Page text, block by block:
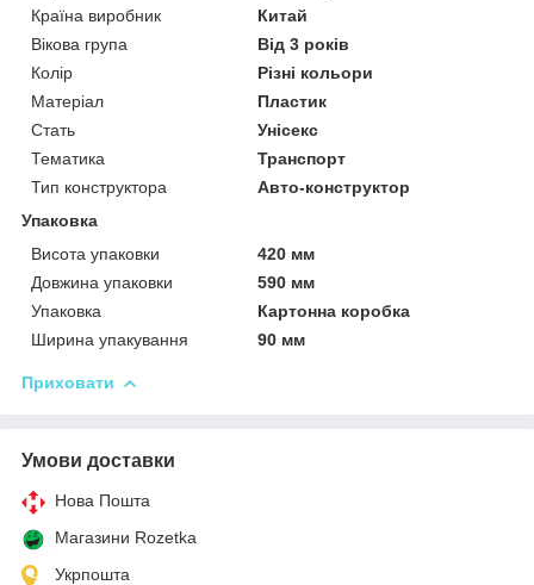
Країна виробник
Китай
Вікова група
Від 3 років
Колір
Різні кольори
Матеріал
Пластик
Стать
Унісекс
Тематика
Транспорт
Тип конструктора
Авто-конструктор
Упаковка
Висота упаковки
420 мм
Довжина упаковки
590 мм
Упаковка
Картонна коробка
Ширина упакування
90 мм
Приховати
Умови доставки
Нова Пошта
Магазини Rozetka
Укрпошта